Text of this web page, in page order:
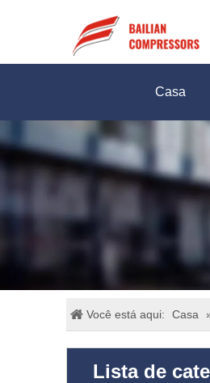
Casa
Você está aqui: Casa
Lista de